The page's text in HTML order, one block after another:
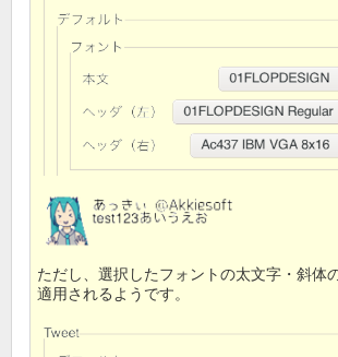
ただし、選択したフォントの太文字・斜体
適用されるようです。